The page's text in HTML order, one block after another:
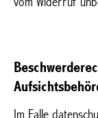
Im Falle